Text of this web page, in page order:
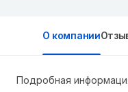
О компании
Подробная